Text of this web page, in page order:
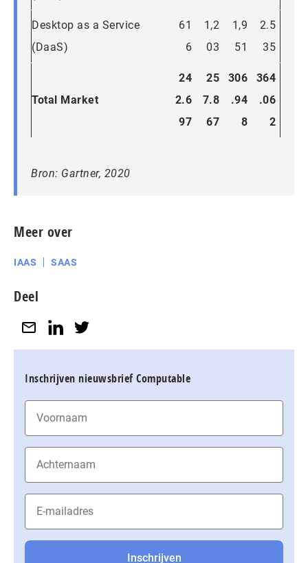
Desktop as a Service
(DaaS)
61
6
1,2
03
1,9
51
2.5
35
Total Market
24
2.6
97
25
7.8
67
306
.94
8
364
.06
2
Bron: Gartner, 2020
Meer over
IAAS SAAS
Deel
Inschrijven nieuwsbrief Computable